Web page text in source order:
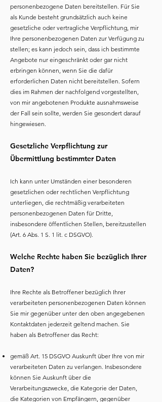
personenbezogene Daten bereitstellen. Für Sie
als Kunde besteht grundsätzlich auch keine
gesetzliche oder vertragliche Verpflichtung, mir
Ihre personenbezogenen Daten zur Verfügung zu
stellen; es kann jedoch sein, dass ich bestimmte
Angebote nur eingeschränkt oder gar nicht
erbringen können, wenn Sie die dafür
erforderlichen Daten nicht bereitstellen. Sofern
dies im Rahmen der nachfolgend vorgestellten,
von mir angebotenen Produkte ausnahmsweise
der Fall sein sollte, werden Sie gesondert darauf
hingewiesen.
Gesetzliche Verpflichtung zur
Übermittlung bestimmter Daten
Ich kann unter Umständen einer besonderen
gesetzlichen oder rechtlichen Verpflichtung
unterliegen, die rechtmäßig verarbeiteten
personenbezogenen Daten für Dritte,
insbesondere öffentlichen Stellen, bereitzustellen
(Art. 6 Abs. 1 S. 1 lit. c DSGVO).
Welche Rechte haben Sie bezüglich Ihrer
Daten?
Ihre Rechte als Betroffener bezüglich Ihrer
verarbeiteten personenbezogenen Daten können
Sie mir gegenüber unter den oben angegebenen
Kontaktdaten jederzeit geltend machen. Sie
haben als Betroffener das Recht:
gemäß Art. 15 DSGVO Auskunft über Ihre von mir
verarbeiteten Daten zu verlangen. Insbesondere
können Sie Auskunft über die
Verarbeitungszwecke, die Kategorie der Daten,
die Kategorien von Empfängern, gegenüber